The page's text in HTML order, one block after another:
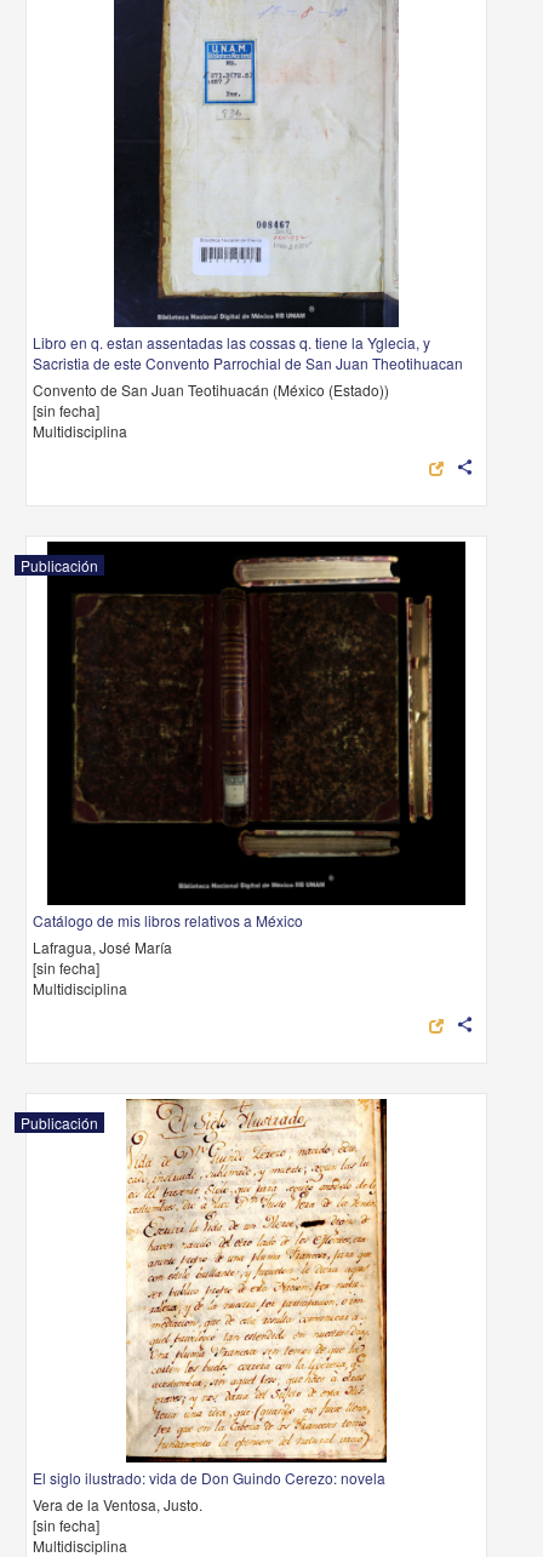
Libro en q. estan assentadas las cossas q. tiene la Yglecia, y
Sacristia de este Convento Parrochial de San Juan Theotihuacan
Convento de San Juan Teotihuacán (México (Estado))
[sin fecha]
Multidisciplina
share
Publicación
Catálogo de mis libros relativos a México
Lafragua, José María
[sin fecha]
Multidisciplina
share
Publicación
El siglo ilustrado: vida de Don Guindo Cerezo: novela
Vera de la Ventosa, Justo.
[sin fecha]
Multidisciplina